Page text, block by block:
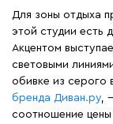
Для зоны отдыха
этой студии есть
Акцентом
световыми
обивке из серого
бренда Диван.ру,
соотношение